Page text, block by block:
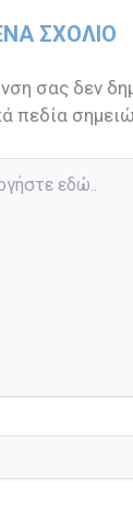
ΣΧΌΛΙΟ
σας δεν
πεδία